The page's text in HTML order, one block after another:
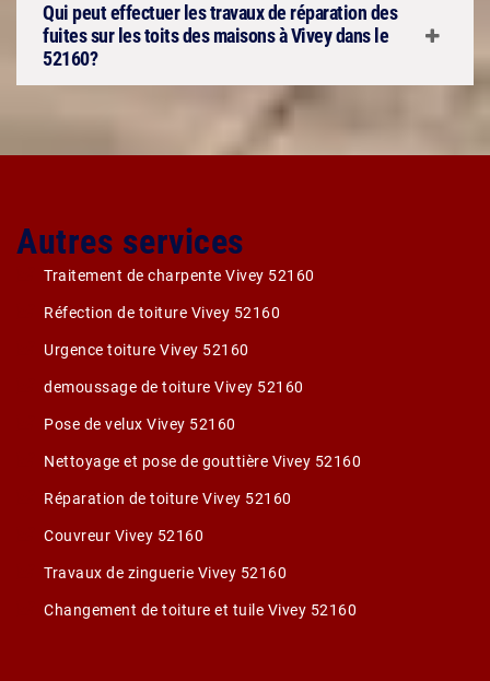
Qui peut effectuer les travaux de réparation des
fuites sur les toits des maisons à Vivey dans le
52160?
Autres services
Traitement de charpente Vivey 52160
Réfection de toiture Vivey 52160
Urgence toiture Vivey 52160
demoussage de toiture Vivey 52160
Pose de velux Vivey 52160
Nettoyage et pose de gouttière Vivey 52160
Réparation de toiture Vivey 52160
Couvreur Vivey 52160
Travaux de zinguerie Vivey 52160
Changement de toiture et tuile Vivey 52160